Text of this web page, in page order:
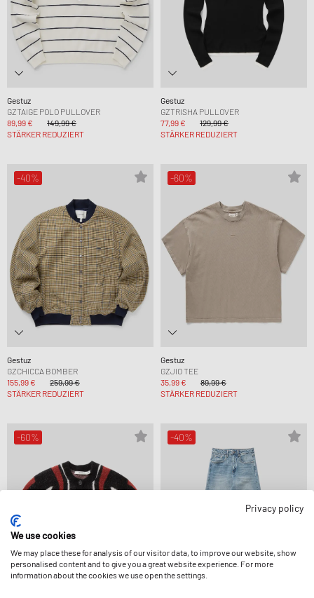
Gestuz
GZTAIGE POLO PULLOVER
89,99 €
149,99 €
STÄRKER REDUZIERT
Gestuz
GZTRISHA PULLOVER
77,99 €
129,99 €
STÄRKER REDUZIERT
-40%
Gestuz
GZCHICCA BOMBER
155,99 €
259,99 €
STÄRKER REDUZIERT
-60%
Gestuz
GZJIO TEE
35,99 €
89,99 €
STÄRKER REDUZIERT
-60% -40%
Privacy policy
We use cookies
We may place these for analysis of our visitor data, to improve our website, show
personalised content and to give you a great website experience. For more
information about the cookies we use open the settings.